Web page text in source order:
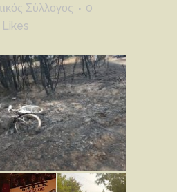
Σύλλογος
0
Likes